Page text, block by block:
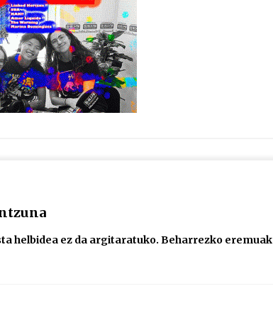
protagonista
2026/07/16
POTTO: San Pedro jaietako bertso-
saioa
2026/07/09
helbidea ez da argitaratuko. Beharrezko eremuak